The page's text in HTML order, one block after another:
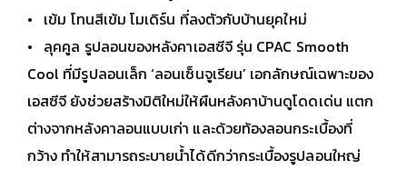
• เข้ม โทนสีเข้ม โมเดิร์น ที่ลงตัวกับบ้านยุคใหม่
• ลุคคูล รูปลอนของหลังคาเอสซีจี รุ่น CPAC Smooth
Cool ที่มีรูปลอนเล็ก ‘ลอนเซ็นจูเรียน’ เอกลักษณ์เฉพาะของ
เอสซีจี ยังช่วยสร้างมิติใหม่ให้ผืนหลังคาบ้านดูโดดเด่น แตก
ต่างจากหลังคาลอนแบบเก่า และด้วยท้องลอนกระเบื้องที่
กว้าง ทำให้สามารถระบายน้ำได้ดีกว่ากระเบื้องรูปลอนใหญ่